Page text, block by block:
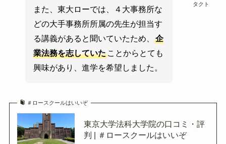
タクト
また、東大ローでは、４大事務所な
どの大手事務所所属の先生が担当す
る講義があると聞いていたため、企
業法務を志していた ことからとても
興味があり、進学を希望しました。
＃ロースクールはいいぞ
東京大学法科大学院の口コミ・評
判 | ＃ロースクールはいいぞ